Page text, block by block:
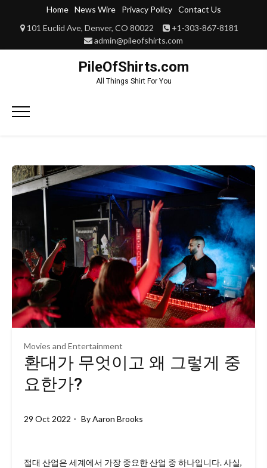
content
Home News Wire Privacy Policy
Contact Us
101 Euclid Ave, Denver, CO 80022
+1-303-867-8181
admin@pileofshirts.com
PileOfShirts.com
All Things Shirt For You
Primary
Movies and Entertainment
환대가 무엇이고 왜 그렇게 중
요한가?
29 Oct 2022 ByAaron Brooks
접대 산업은 세계에서 가장 중요한 산업 중 하나입니다. 사실,